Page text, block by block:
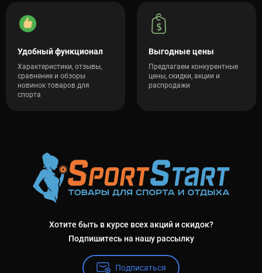
Удобный функционал
Характеристики, отзывы,
сравнение и обзоры
новинок товаров для
спорта
Выгодные цены
Предлагаем конкурентные
цены, скидки, акции и
распродажи
Хотите быть в курсе всех акций и скидок?
Подпишитесь на нашу рассылку
Подписаться